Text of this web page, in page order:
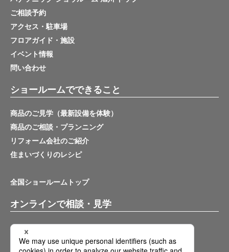
ご相談予約
アクセス・駐車場
フロアガイド・施設
イベント情報
問い合わせ
ショールームでできること
商品のご見学（最新設備を体験）
商品のご相談・プランニング
リフォーム会社のご紹介
住まいづくりのレシピ
全国ショールームトップ
オンラインで相談・見学
バーチャルショールーム
オンライン相談サービス